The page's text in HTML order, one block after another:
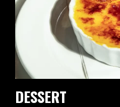
DESSERT